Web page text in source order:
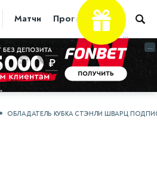
Матчи Прогнозы
...
...
ОБЛАДАТЕЛЬ КУБКА СТЭНЛИ ШВАРЦ